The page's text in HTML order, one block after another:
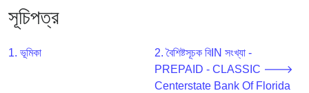
BIN
Generator
BIN
সূচিপত্র
1. ভূমিকা
2. বৈশিষ্টসূচক বিIN সংখ্যা -
PREPAID - CLASSIC 🡒
Centerstate Bank Of Florida